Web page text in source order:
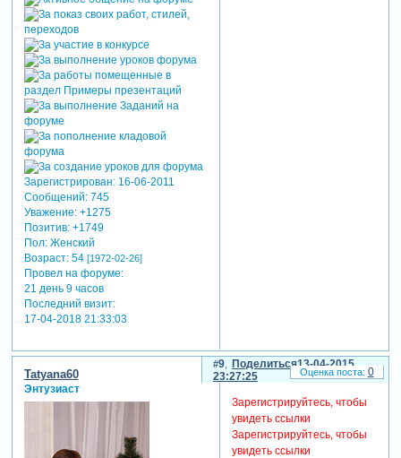
Зарегистрирован: 16-06-2011
Сообщений:745
Уважение: +1275
Позитив: +1749
Пол:Женский
Возраст:54 [1972-02-26]
Провел на форуме:
21 день 9 часов
Последний визит:
17-04-2018 21:33:03
Поделиться
9
13-04-2015
23:27:25
Tatyana60
Энтузиаст
Зарегистрируйтесь, чтобы
увидеть ссылки
Зарегистрируйтесь, чтобы
увидеть ссылки
0